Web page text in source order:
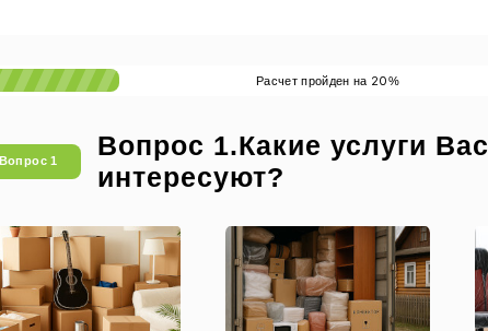
Расчет пройден на 20%
Вопрос 1
Вопрос 1.Какие услуги Вас
интересуют?